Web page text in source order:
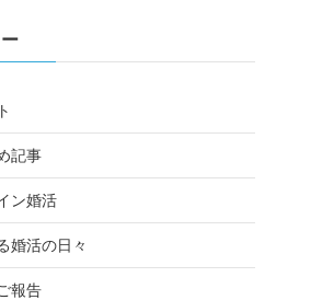
記事
ン婚活
婚活の日々
報告